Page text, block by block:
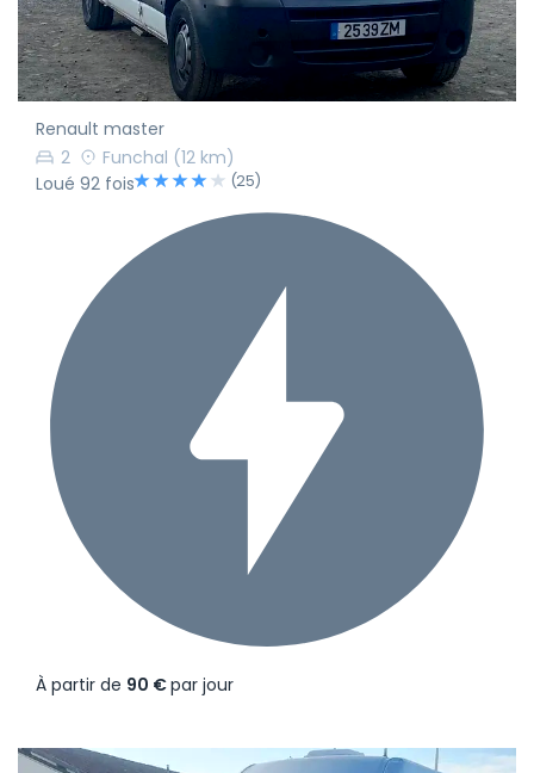
Renault master
2
Funchal (12 km)
Loué 92 fois
(25)
À partir de 90 €par jour